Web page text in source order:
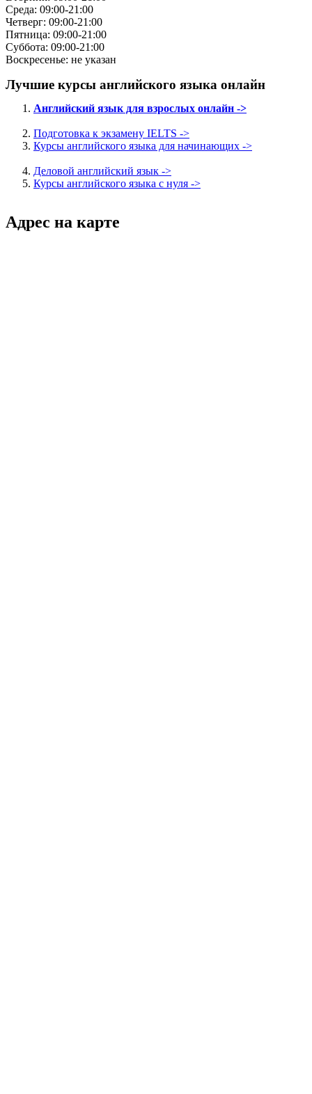
Среда: 09:00-21:00
Четверг: 09:00-21:00
Пятница: 09:00-21:00
Суббота: 09:00-21:00
Воскресенье: не указан
Лучшие курсы английского языка онлайн
Английский язык для взрослых онлайн ->
Подготовка к экзамену IELTS ->
Курсы английского языка для начинающих ->
Деловой английский язык ->
Курсы английского языка с нуля ->
Адрес на карте